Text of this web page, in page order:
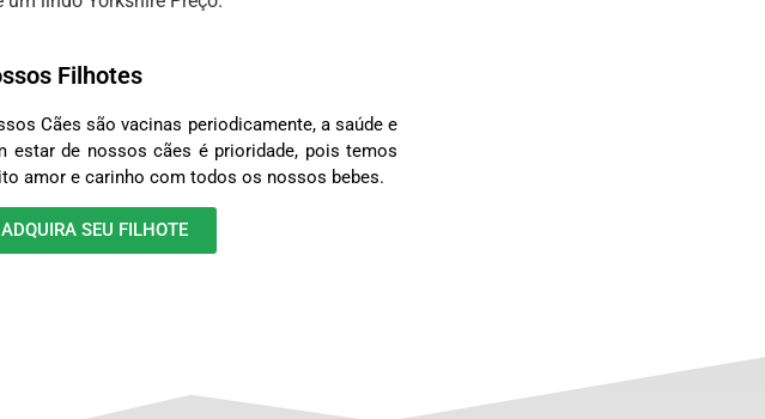
Filhotes
Cães são vacinas periodicamente, a saúde e
estar de nossos cães é prioridade, pois temos
amor e carinho com todos os nossos bebes.
ADQUIRA SEU FILHOTE